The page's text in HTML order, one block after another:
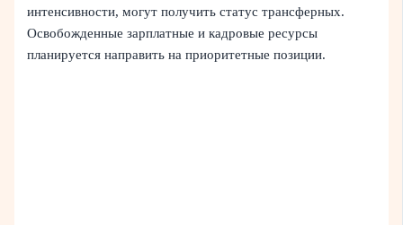
интенсивности, могут получить статус трансферных.
Освобожденные зарплатные и кадровые ресурсы
планируется направить на приоритетные позиции.